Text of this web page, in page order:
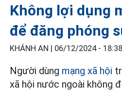
Không lợi dụng
để đăng phóng
KHÁNH AN | 06/12/2024 - 18:38
Người dùng mạng xã hội
xã hội nước ngoài không